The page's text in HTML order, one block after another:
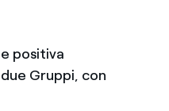
positiva
Gruppi, con